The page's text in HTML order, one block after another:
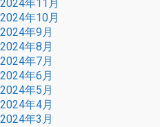
2024年11月
2024年10月
2024年9月
2024年8月
2024年7月
2024年6月
2024年5月
2024年4月
2024年3月